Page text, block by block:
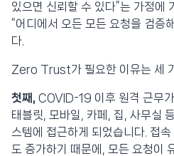
있으면 신뢰할 수 있다”는 가정
“어디에서 오든 모든 요청을 검증
다.
Zero Trust가 필요한 이유는 세
첫째, COVID-19 이후 원격 근무
태블릿, 모바일, 카페, 집, 사무실
스템에 접근하게 되었습니다. 접
도 증가하기 때문에, 모든 요청이